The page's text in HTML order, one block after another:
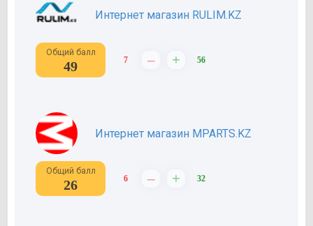
Интернет магазин RULIM.KZ
Общий балл
49 7 – + 56
Интернет магазин MPARTS.KZ
Общий балл
26 6 – + 32